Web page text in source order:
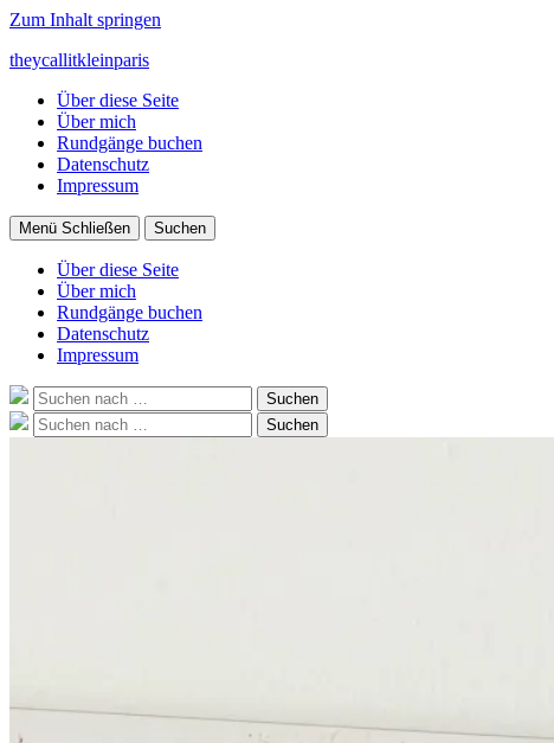
Zum Inhalt springen
theycallitkleinparis
Über diese Seite
Über mich
Rundgänge buchen
Datenschutz
Impressum
Menü Schließen Suchen
Über diese Seite
Über mich
Rundgänge buchen
Datenschutz
Impressum
Suche
nach:
Suchen
Suche
nach:
Suchen